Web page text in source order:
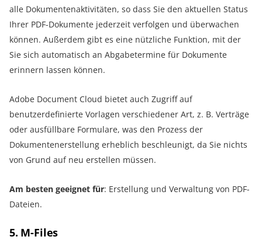
alle Dokumentenaktivitäten, so dass Sie den aktuellen Status
Ihrer PDF-Dokumente jederzeit verfolgen und überwachen
können. Außerdem gibt es eine nützliche Funktion, mit der
Sie sich automatisch an Abgabetermine für Dokumente
erinnern lassen können.
Adobe Document Cloud bietet auch Zugriff auf
benutzerdefinierte Vorlagen verschiedener Art, z. B. Verträge
oder ausfüllbare Formulare, was den Prozess der
Dokumentenerstellung erheblich beschleunigt, da Sie nichts
von Grund auf neu erstellen müssen.
Am besten geeignet für: Erstellung und Verwaltung von PDF-
Dateien.
5. M-Files